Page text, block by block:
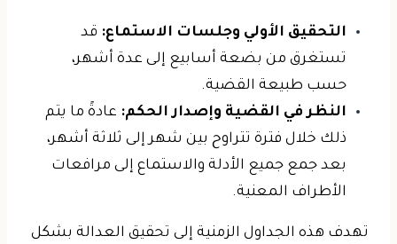
التحقيق الأولي وجلسات الاستماع: قد
تستغرق من بضعة أسابيع إلى عدة أشهر،
حسب طبيعة القضية.
النظر في القضية وإصدار الحكم: عادةً ما يتم
ذلك خلال فترة تتراوح بين شهر إلى ثلاثة أشهر،
بعد جمع جميع الأدلة والاستماع إلى مرافعات
الأطراف المعنية.
تهدف هذه الجداول الزمنية إلى تحقيق العدالة بشكل